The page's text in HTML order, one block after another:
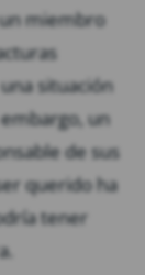
miembro
situación
un
de sus
querido ha
tener